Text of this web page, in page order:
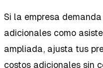
Si la empresa
adicionales como
ampliada, ajusta tus
costos adicionales sin